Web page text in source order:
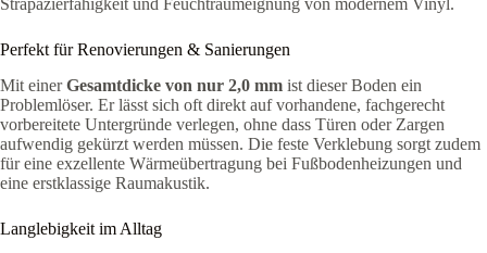
Strapazierfähigkeit und Feuchtraumeignung von modernem Vinyl.
Perfekt für Renovierungen & Sanierungen
Mit einerGesamtdicke von nur 2,0 mm ist dieser Boden ein
Problemlöser. Er lässt sich oft direkt auf vorhandene, fachgerecht
vorbereitete Untergründe verlegen, ohne dass Türen oder Zargen
aufwendig gekürzt werden müssen. Die feste Verklebung sorgt zudem
für eine exzellente Wärmeübertragung bei Fußbodenheizungen und
eine erstklassige Raumakustik.
Langlebigkeit im Alltag